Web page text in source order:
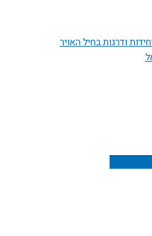
ודרגות בחיל האויר